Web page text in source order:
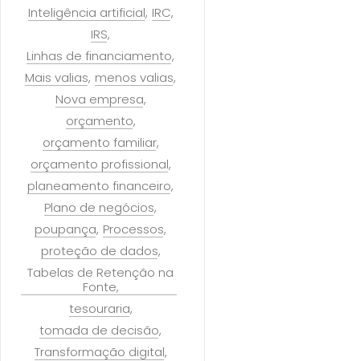
Inteligência artificial IRC
IRS
Linhas de financiamento
Mais valias menos valias
Nova empresa
orçamento
orçamento familiar
orçamento profissional
planeamento financeiro
Plano de negócios
poupança Processos
proteção de dados
Tabelas de Retenção na
Fonte
tesouraria
tomada de decisão
Transformação digital